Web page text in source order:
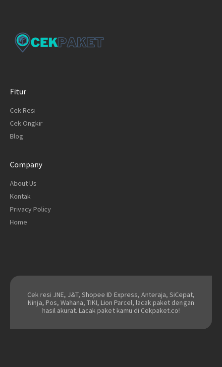
Fitur
Cek Resi
Cek Ongkir
Blog
Company
About Us
Kontak
Privacy Policy
Home
Cek resi JNE, J&T, Shopee ID Express, Anteraja, SiCepat,
Ninja, Pos, Wahana, TIKI, Lion Parcel, lacak paket dengan
hasil akurat. Lacak paket kamu di Cekpaket.co!